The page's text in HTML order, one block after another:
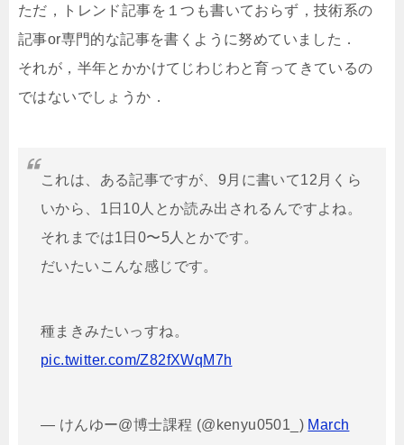
ただ，トレンド記事を１つも書いておらず，技術系の
記事or専門的な記事を書くように努めていました．
それが，半年とかかけてじわじわと育ってきているの
ではないでしょうか．
これは、ある記事ですが、9月に書いて12月くら
いから、1日10人とか読み出されるんですよね。
それまでは1日0〜5人とかです。
だいたいこんな感じです。
種まきみたいっすね。
pic.twitter.com/Z82fXWqM7h
— けんゆー@博士課程 (@kenyu0501_) March